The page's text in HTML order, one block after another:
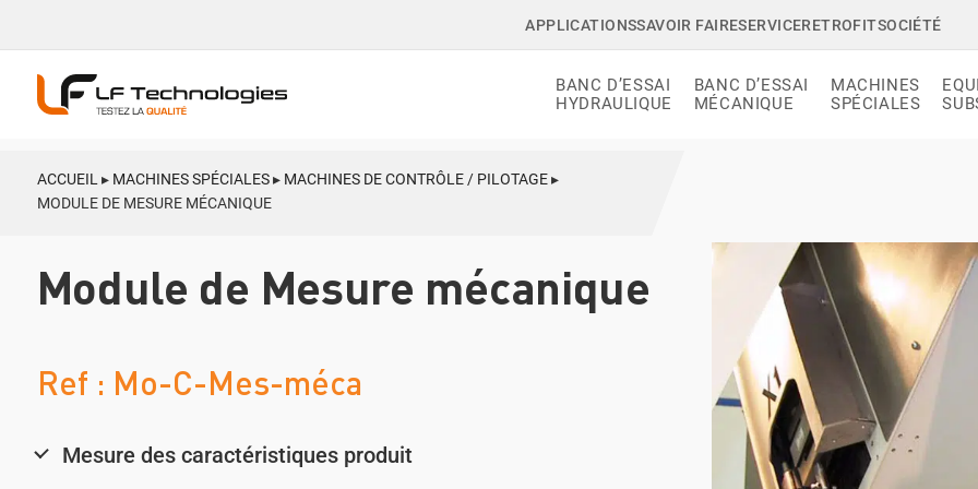
APPLICATIONSSAVOIR FAIRESERVICERETROFITSOCIÉTÉ
BANC D’ESSAI
HYDRAULIQUE
BANC D’ESSAI
MÉCANIQUE
MACHINES
SPÉCIALES
ACCUEIL ▸ MACHINES SPÉCIALES▸ MACHINES DE CONTRÔLE / PILOTAGE▸
MODULE DE MESURE MÉCANIQUE
Module de Mesure mécanique
Ref : Mo-C-Mes-méca
Mesure des caractéristiques produit